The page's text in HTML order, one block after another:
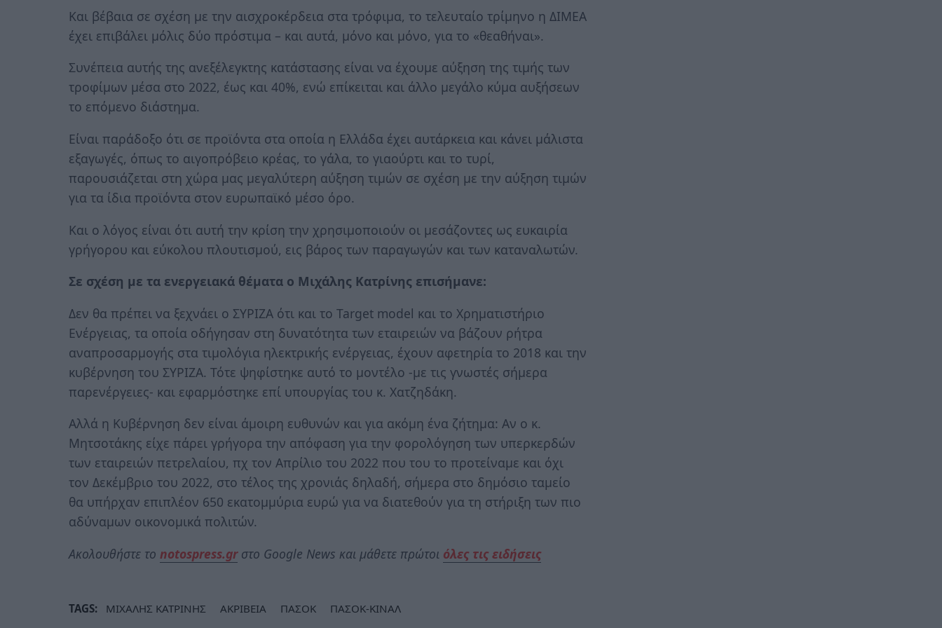
Και βέβαια σε σχέση με την αισχροκέρδεια στα τρόφιμα, το τελευταίο τρίμηνο η ΔΙΜΕΑ
έχει επιβάλει μόλις δύο πρόστιμα – και αυτά, μόνο και μόνο, για το «θεαθήναι».
Συνέπεια αυτής της ανεξέλεγκτης κατάστασης είναι να έχουμε αύξηση της τιμής των
τροφίμων μέσα στο 2022, έως και 40%, ενώ επίκειται και άλλο μεγάλο κύμα αυξήσεων
το επόμενο διάστημα.
Είναι παράδοξο ότι σε προϊόντα στα οποία η Ελλάδα έχει αυτάρκεια και κάνει μάλιστα
εξαγωγές, όπως το αιγοπρόβειο κρέας, το γάλα, το γιαούρτι και το τυρί,
παρουσιάζεται στη χώρα μας μεγαλύτερη αύξηση τιμών σε σχέση με την αύξηση τιμών
για τα ίδια προϊόντα στον ευρωπαϊκό μέσο όρο.
Και ο λόγος είναι ότι αυτή την κρίση την χρησιμοποιούν οι μεσάζοντες ως ευκαιρία
γρήγορου και εύκολου πλουτισμού, εις βάρος των παραγωγών και των καταναλωτών.
Σε σχέση με τα ενεργειακά θέματα ο Μιχάλης Κατρίνης επισήμανε:
Δεν θα πρέπει να ξεχνάει ο ΣΥΡΙΖΑ ότι και το Target model και το Χρηματιστήριο
Ενέργειας, τα οποία οδήγησαν στη δυνατότητα των εταιρειών να βάζουν ρήτρα
αναπροσαρμογής στα τιμολόγια ηλεκτρικής ενέργειας, έχουν αφετηρία το 2018 και την
κυβέρνηση του ΣΥΡΙΖΑ. Τότε ψηφίστηκε αυτό το μοντέλο -με τις γνωστές σήμερα
παρενέργειες- και εφαρμόστηκε επί υπουργίας του κ. Χατζηδάκη.
Αλλά η Κυβέρνηση δεν είναι άμοιρη ευθυνών και για ακόμη ένα ζήτημα: Αν ο κ.
Μητσοτάκης είχε πάρει γρήγορα την απόφαση για την φορολόγηση των υπερκερδών
των εταιρειών πετρελαίου, πχ τον Απρίλιο του 2022 που του το προτείναμε και όχι
τον Δεκέμβριο του 2022, στο τέλος της χρονιάς δηλαδή, σήμερα στο δημόσιο ταμείο
θα υπήρχαν επιπλέον 650 εκατομμύρια ευρώ για να διατεθούν για τη στήριξη των πιο
αδύναμων οικονομικά πολιτών.​
Ακολουθήστε το notospress.grστο Google News και μάθετε πρώτοι όλες τις ειδήσεις
TAGS: ΜΙΧΑΛΗΣ ΚΑΤΡΙΝΗΣ ΑΚΡΙΒΕΙΑ ΠΑΣΟΚ ΠΑΣΟΚ-ΚΙΝΑΛ